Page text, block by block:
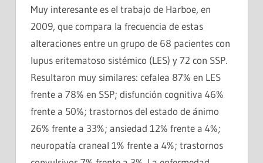
Muy interesante es el trabajo de Harboe, en
2009, que compara la frecuencia de estas
alteraciones entre un grupo de 68 pacientes con
lupus eritematoso sistémico (LES) y 72 con SSP.
Resultaron muy similares: cefalea 87% en LES
frente a 78% en SSP; disfunción cognitiva 46%
frente a 50%; trastornos del estado de ánimo
26% frente a 33%; ansiedad 12% frente a 4%;
neuropatía craneal 1% frente a 4%; trastornos